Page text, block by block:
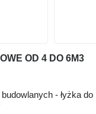
OD 4 DO 6M3
- łyżka do